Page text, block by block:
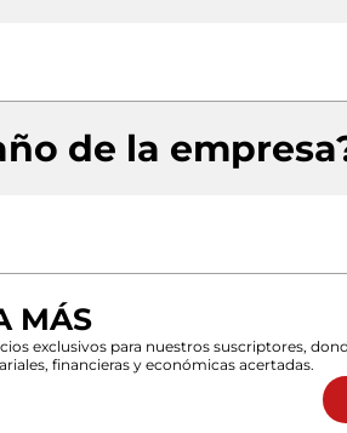
de la
MÁS
exclusivos para nuestros suscriptores,
financieras y económicas acertadas.